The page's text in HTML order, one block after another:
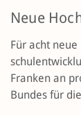
Neue
Für acht
Franken an
Bundes für